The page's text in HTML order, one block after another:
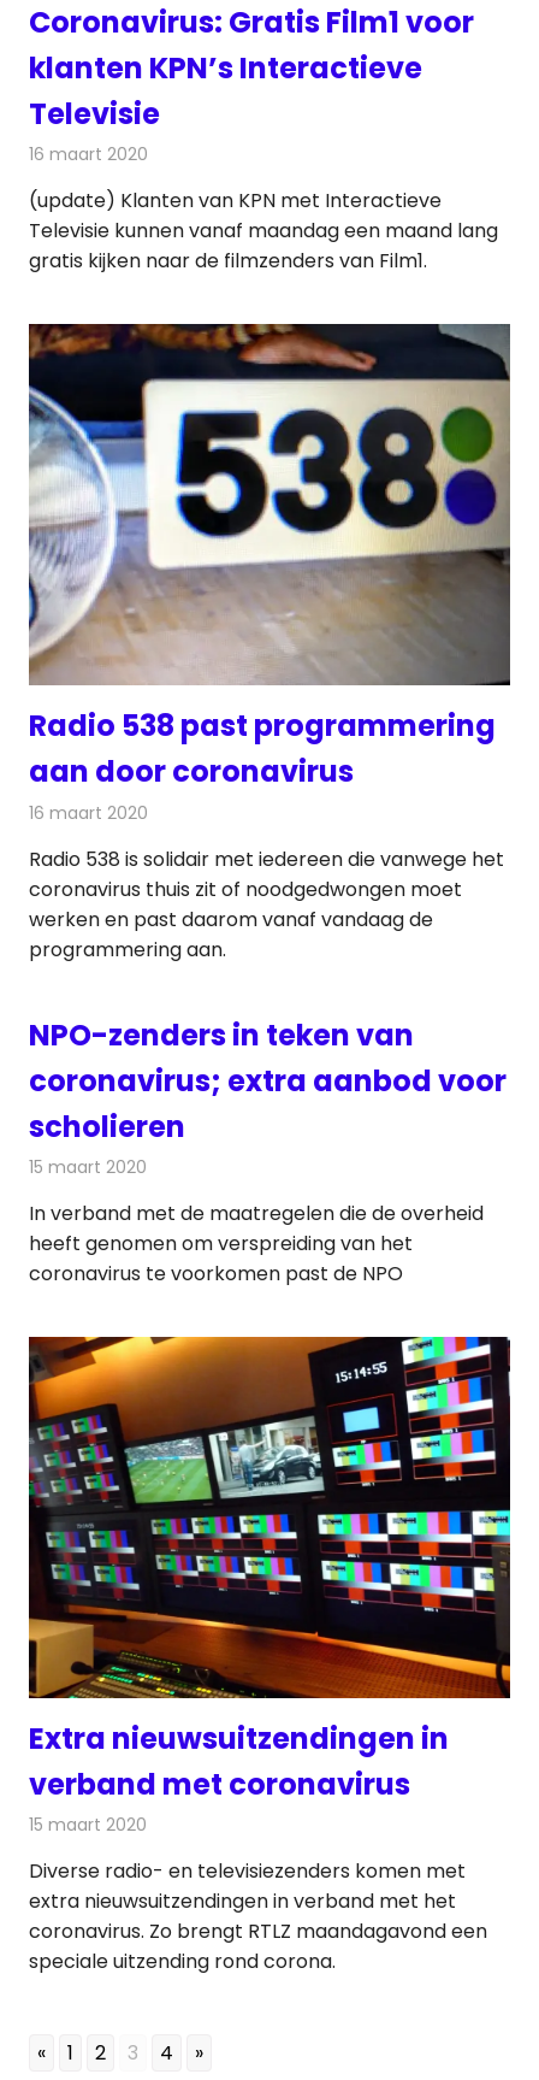
Coronavirus: Gratis Film1 voor
klanten KPN’s Interactieve
Televisie
16 maart 2020
(update) Klanten van KPN met Interactieve
Televisie kunnen vanaf maandag een maand lang
gratis kijken naar de filmzenders van Film1.
Radio 538 past programmering
aan door coronavirus
16 maart 2020
Radio 538 is solidair met iedereen die vanwege het
coronavirus thuis zit of noodgedwongen moet
werken en past daarom vanaf vandaag de
programmering aan.
NPO-zenders in teken van
coronavirus; extra aanbod voor
scholieren
15 maart 2020
In verband met de maatregelen die de overheid
heeft genomen om verspreiding van het
coronavirus te voorkomen past de NPO
Extra nieuwsuitzendingen in
verband met coronavirus
15 maart 2020
Diverse radio- en televisiezenders komen met
extra nieuwsuitzendingen in verband met het
coronavirus. Zo brengt RTLZ maandagavond een
speciale uitzending rond corona.
« 1 2 3 4 »